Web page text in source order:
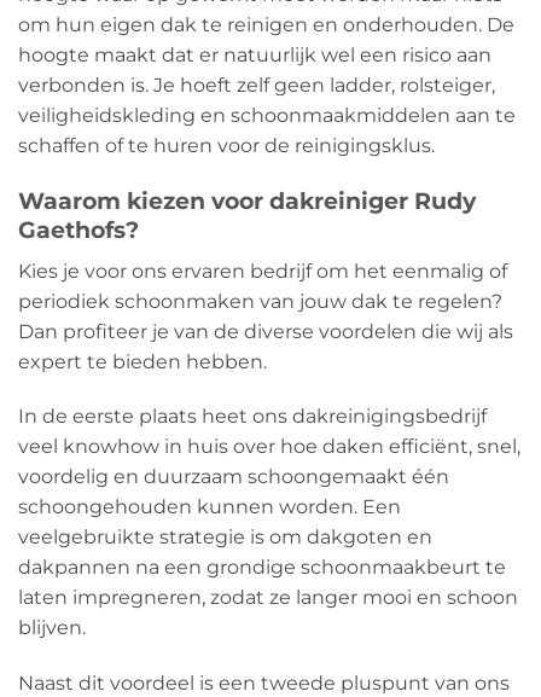
om hun eigen dak te reinigen en onderhouden. De
hoogte maakt dat er natuurlijk wel een risico aan
verbonden is. Je hoeft zelf geen ladder, rolsteiger,
veiligheidskleding en schoonmaakmiddelen aan te
schaffen of te huren voor de reinigingsklus.
Waarom kiezen voor dakreiniger Rudy
Gaethofs?
Kies je voor ons ervaren bedrijf om het eenmalig of
periodiek schoonmaken van jouw dak te regelen?
Dan profiteer je van de diverse voordelen die wij als
expert te bieden hebben.
In de eerste plaats heet ons dakreinigingsbedrijf
veel knowhow in huis over hoe daken efficiënt, snel,
voordelig en duurzaam schoongemaakt één
schoongehouden kunnen worden. Een
veelgebruikte strategie is om dakgoten en
dakpannen na een grondige schoonmaakbeurt te
laten impregneren, zodat ze langer mooi en schoon
blijven.
Naast dit voordeel is een tweede pluspunt van ons